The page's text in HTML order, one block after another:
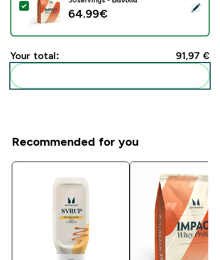
Select this product - Πρωτεΐνη Ορού Γάλακτος -
64.99€‎
Your total: 91,97 €‎
Recommended for you